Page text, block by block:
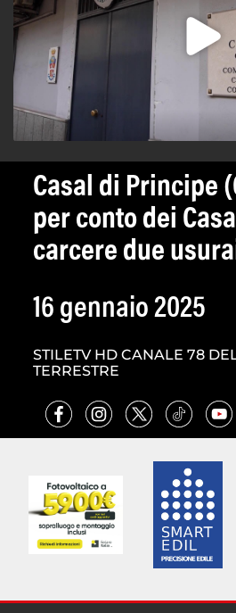
Casal di Principe
per conto dei
carcere due
16 gennaio 2025
STILETV HD CANALE 78
TERRESTRE